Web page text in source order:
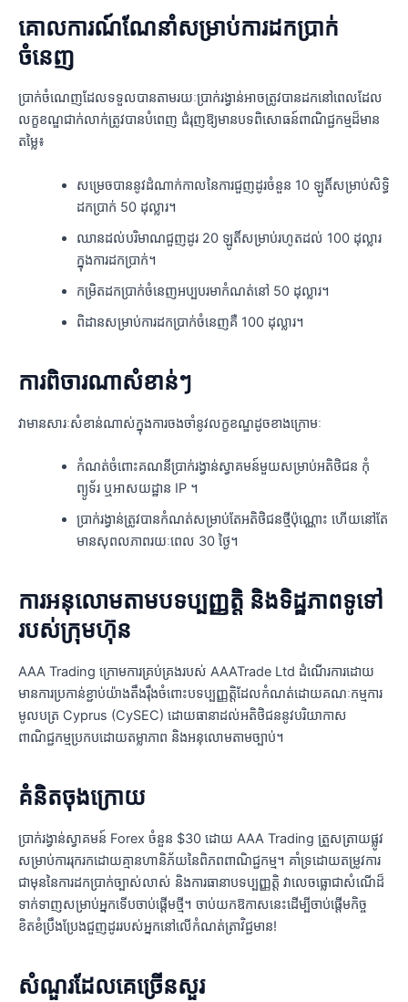
គោលការណ៍ណែនាំសម្រាប់ការដកប្រាក់
ចំនេញ
ប្រាក់ចំណេញដែលទទួលបានតាមរយៈប្រាក់រង្វាន់អាចត្រូវបានដកនៅពេលដែល
លក្ខខណ្ឌជាក់លាក់ត្រូវបានបំពេញ ជំរុញឱ្យមានបទពិសោធន៍ពាណិជ្ជកម្មដ៏មាន
តម្លៃ៖
សម្រេចបាននូវដំណាក់កាលនៃការជួញដូរចំនួន 10 ឡូតិ៍សម្រាប់សិទ្ធិ
ដកប្រាក់ 50 ដុល្លារ។
ឈានដល់បរិមាណជួញដូរ 20 ឡូតិ៍សម្រាប់រហូតដល់ 100 ដុល្លារ
ក្នុងការដកប្រាក់។
កម្រិតដកប្រាក់ចំនេញអប្បបរមាកំណត់នៅ 50 ដុល្លារ។
ពិដានសម្រាប់ការដកប្រាក់ចំនេញគឺ 100 ដុល្លារ។
ការពិចារណាសំខាន់ៗ
វាមានសារៈសំខាន់ណាស់ក្នុងការចងចាំនូវលក្ខខណ្ឌដូចខាងក្រោមៈ
កំណត់ចំពោះគណនីប្រាក់រង្វាន់ស្វាគមន៍មួយសម្រាប់អតិថិជន កុំ
ព្យូទ័រ ឬអាសយដ្ឋាន IP ។
ប្រាក់រង្វាន់ត្រូវបានកំណត់សម្រាប់តែអតិថិជនថ្មីប៉ុណ្ណោះ ហើយនៅតែ
មានសុពលភាពរយៈពេល 30 ថ្ងៃ។
ការអនុលោមតាមបទប្បញ្ញត្តិ និងទិដ្ឋភាពទូទៅ
របស់ក្រុមហ៊ុន
AAA Trading ក្រោមការគ្រប់គ្រងរបស់ AAATrade Ltd ដំណើរការដោយ
មានការប្រកាន់ខ្ជាប់យ៉ាងតឹងរ៉ឹងចំពោះបទប្បញ្ញត្តិដែលកំណត់ដោយគណៈកម្មការ
មូលបត្រ Cyprus (CySEC) ដោយធានាដល់អតិថិជននូវបរិយាកាស
ពាណិជ្ជកម្មប្រកបដោយតម្លាភាព និងអនុលោមតាមច្បាប់។
គំនិតចុងក្រោយ
ប្រាក់រង្វាន់ស្វាគមន៍ Forex ចំនួន $30 ដោយ AAA Trading ត្រួសត្រាយផ្លូវ
សម្រាប់ការរុករកដោយគ្មានហានិភ័យនៃពិភពពាណិជ្ជកម្ម។ គាំទ្រដោយតម្រូវការ
ជាមុននៃការដកប្រាក់ច្បាស់លាស់ និងការធានាបទប្បញ្ញត្តិ វាលេចធ្លោជាសំណើដ៏
ទាក់ទាញសម្រាប់អ្នកទើបចាប់ផ្តើមថ្មី។ ចាប់យកឱកាសនេះដើម្បីចាប់ផ្តើមកិច្ច
ខិតខំប្រឹងប្រែងជួញដូររបស់អ្នកនៅលើកំណត់ត្រាវិជ្ជមាន!
សំណួរ​ដែលគេ​ច្រើន​សួរ